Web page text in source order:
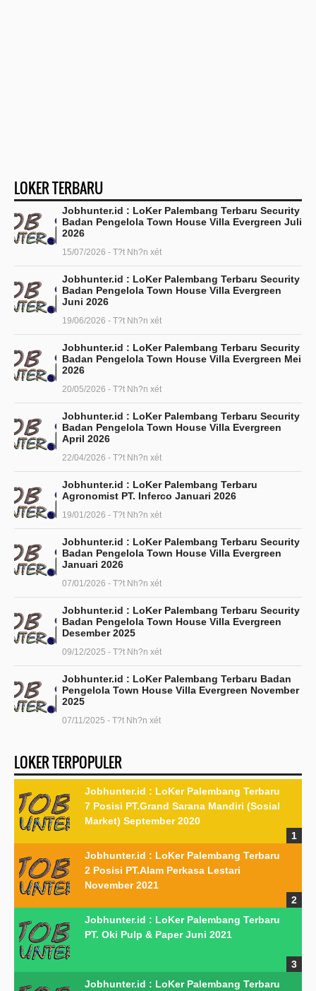
LOKER TERBARU
Jobhunter.id : LoKer Palembang Terbaru Security
Badan Pengelola Town House Villa Evergreen Juli
2026
15/07/2026 - T?t Nh?n xét
Jobhunter.id : LoKer Palembang Terbaru Security
Badan Pengelola Town House Villa Evergreen
Juni 2026
19/06/2026 - T?t Nh?n xét
Jobhunter.id : LoKer Palembang Terbaru Security
Badan Pengelola Town House Villa Evergreen Mei
2026
20/05/2026 - T?t Nh?n xét
Jobhunter.id : LoKer Palembang Terbaru Security
Badan Pengelola Town House Villa Evergreen
April 2026
22/04/2026 - T?t Nh?n xét
Jobhunter.id : LoKer Palembang Terbaru
Agronomist PT. Inferco Januari 2026
19/01/2026 - T?t Nh?n xét
Jobhunter.id : LoKer Palembang Terbaru Security
Badan Pengelola Town House Villa Evergreen
Januari 2026
07/01/2026 - T?t Nh?n xét
Jobhunter.id : LoKer Palembang Terbaru Security
Badan Pengelola Town House Villa Evergreen
Desember 2025
09/12/2025 - T?t Nh?n xét
Jobhunter.id : LoKer Palembang Terbaru Badan
Pengelola Town House Villa Evergreen November
2025
07/11/2025 - T?t Nh?n xét
LOKER TERPOPULER
Jobhunter.id : LoKer Palembang Terbaru
7 Posisi PT.Grand Sarana Mandiri (Sosial
Market) September 2020
Jobhunter.id : LoKer Palembang Terbaru
2 Posisi PT.Alam Perkasa Lestari
November 2021
Jobhunter.id : LoKer Palembang Terbaru
PT. Oki Pulp & Paper Juni 2021
Jobhunter.id : LoKer Palembang Terbaru